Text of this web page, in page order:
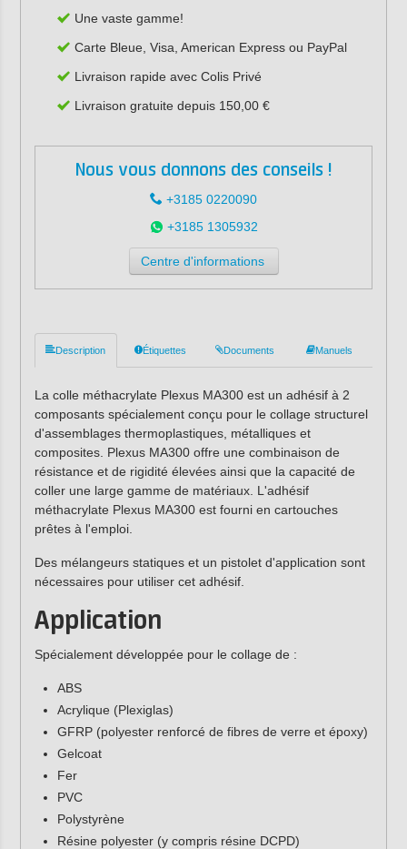
Une vaste gamme!
Carte Bleue, Visa, American Express ou PayPal
Livraison rapide avec Colis Privé
Livraison gratuite depuis 150,00 €
Nous vous donnons des conseils !
+3185 0220090
+3185 1305932
Centre d'informations
Description Étiquettes Documents Manuels
La colle méthacrylate Plexus MA300 est un adhésif à 2
composants spécialement conçu pour le collage structurel
d'assemblages thermoplastiques, métalliques et
composites. Plexus MA300 offre une combinaison de
résistance et de rigidité élevées ainsi que la capacité de
coller une large gamme de matériaux. L'adhésif
méthacrylate Plexus MA300 est fourni en cartouches
prêtes à l'emploi.
Des mélangeurs statiques et un pistolet d'application sont
nécessaires pour utiliser cet adhésif.
Application
Spécialement développée pour le collage de :
ABS
Acrylique (Plexiglas)
GFRP (polyester renforcé de fibres de verre et époxy)
Gelcoat
Fer
PVC
Polystyrène
Résine polyester (y compris résine DCPD)